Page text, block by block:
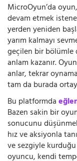
MicroOyun’da
devam etmek
yerden yeniden
yarım kalmayı
geçilen bir bölümle
anlam kazanır.
anlar, tekrar
tam da burada
Bu platformda
Bazen sakin bir
sonucunu
hız ve aksiyonla
ve sezgiyle
oyuncu, kendi